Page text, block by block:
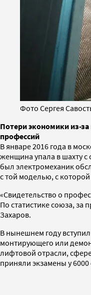
Фото Сергея
Потери экономики из-
профессий
В январе 2016 года в
женщина упала в шахту с
был электромеханик
с той моделью, с
«Свидетельство о
По статистике союза, за
Захаров.
В нынешнем году
монтирующего или
лифтовой отрасли,
приняли экзамены у